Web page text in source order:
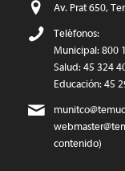
Av. Prat 650,
Teléfonos:
Municipal: 800
Salud: 45 324
Educación: 45
contenido)